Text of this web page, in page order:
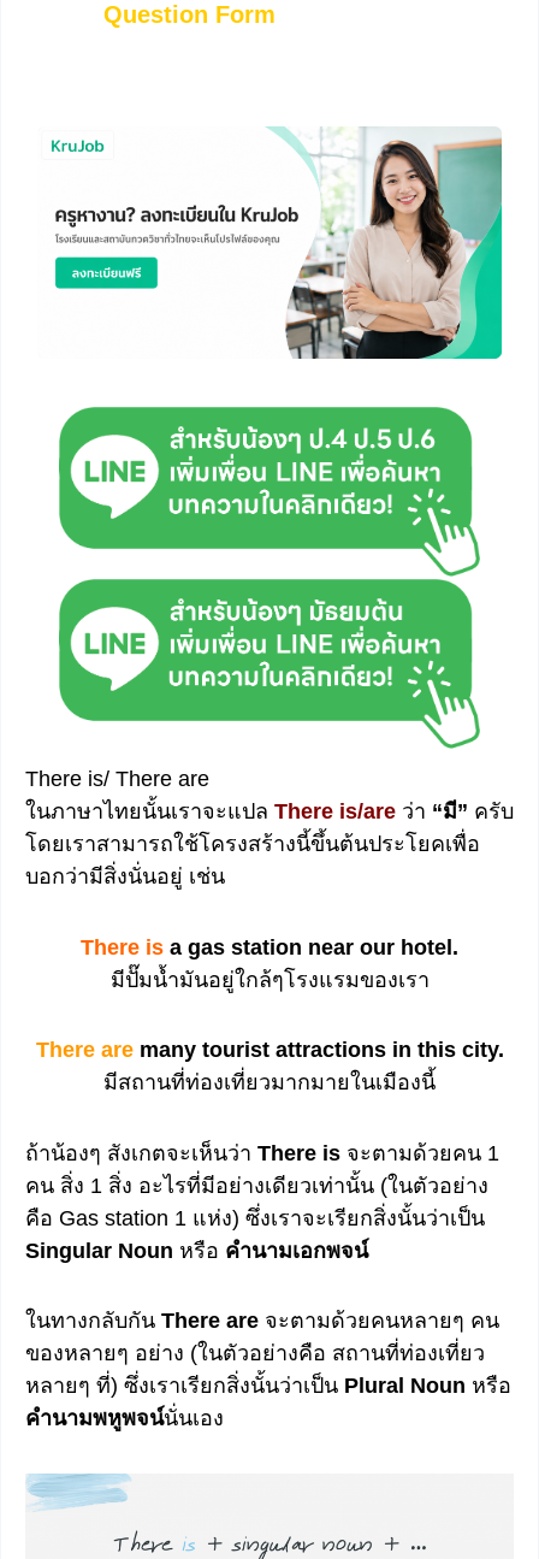
Question Form
There is/ There are
ในภาษาไทยนั้นเราจะแปล There is/are ว่า “มี” ครับ
โดยเราสามารถใช้โครงสร้างนี้ขึ้นต้นประโยคเพื่อ
บอกว่ามีสิ่งนั่นอยู่ เช่น
There is a gas station near our hotel.
มีปั๊มน้ำมันอยู่ใกล้ๆโรงแรมของเรา
There aremany tourist attractions in this city.
มีสถานที่ท่องเที่ยวมากมายในเมืองนี้
ถ้าน้องๆ สังเกตจะเห็นว่า There is จะตามด้วยคน 1
คน สิ่ง 1 สิ่ง อะไรที่มีอย่างเดียวเท่านั้น (ในตัวอย่าง
คือ Gas station 1 แห่ง) ซึ่งเราจะเรียกสิ่งนั้นว่าเป็น
Singular Noun หรือ คำนามเอกพจน์
ในทางกลับกัน There are จะตามด้วยคนหลายๆ คน
ของหลายๆ อย่าง (ในตัวอย่างคือ สถานที่ท่องเที่ยว
หลายๆ ที่) ซึ่งเราเรียกสิ่งนั้นว่าเป็น Plural Noun หรือ
คำนามพหูพจน์นั่นเอง